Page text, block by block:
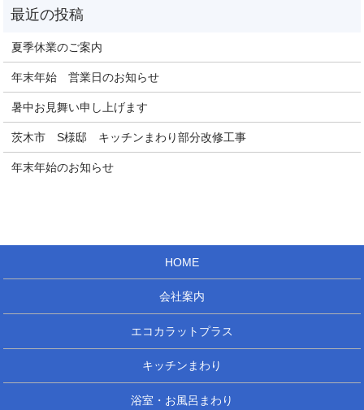
夏季休業のご案内
年末年始 営業日のお知らせ
暑中お見舞い申し上げます
茨木市 S様邸 キッチンまわり部分改修工事
年末年始のお知らせ
HOME
会社案内
エコカラットプラス
キッチンまわり
浴室・お風呂まわり